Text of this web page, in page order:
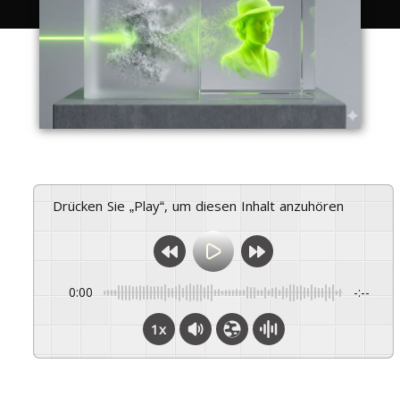
Drücken Sie „Play“, um diesen Inhalt anzuhören
0:00 -:--
1x